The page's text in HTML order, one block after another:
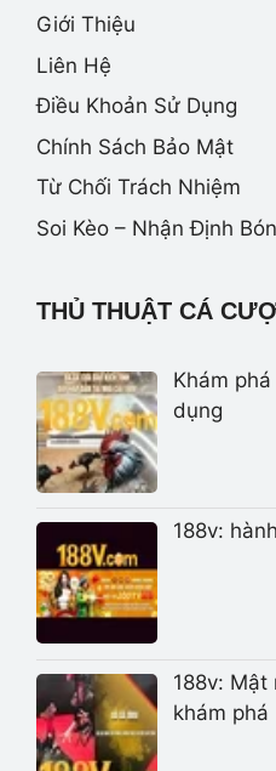
Giới Thiệu
Liên Hệ
Điều Khoản Sử Dụng
Chính Sách Bảo Mật
Từ Chối Trách Nhiệm
Soi Kèo – Nhận Định
THỦ THUẬT CÁ
Khám
dụng
188v:
188v: Mật
khám phá